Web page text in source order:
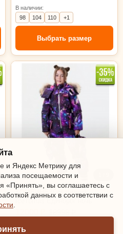
В наличии:
98
104 110 +1
Выбрать размер
КОМБИНЕЗОН зимний
IceTomas Единорог ночь
и Яндекс Метрику для
посещаемости и
«Принять», вы соглашаетесь с
данных в соответствии с
.